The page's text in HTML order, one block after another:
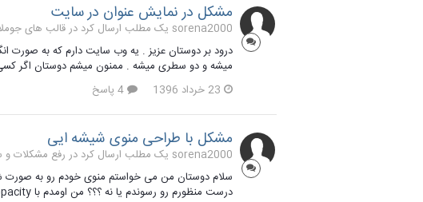
مشکل در نمایش عنوان در سایت
sorena2000 یک مطلب ارسال کرد در
قالب های جوملا 3 تا
درود بر دوستان عزیز . یه وب سایت دارم که به
میشه و دو سطری میشه . ممنون میشم دوستان اگر
23 خرداد 1396
مشکل با طراحی منوی شیشه ایی
sorena2000 یک مطلب ارسال کرد در
رفع مشکلات و
سلام دوستان من می خواستم منوی خودم رو به صورت
درست منظورم رو رسوندم یا نه ؟؟؟ من اومدم با opacity این کار رو کردم اما قشنگ نشد کسی راه دیگه ای بلده که به من بگه؟؟؟ ممنون از دوستان